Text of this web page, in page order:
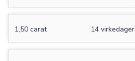
1,50 carat 14 virkedager